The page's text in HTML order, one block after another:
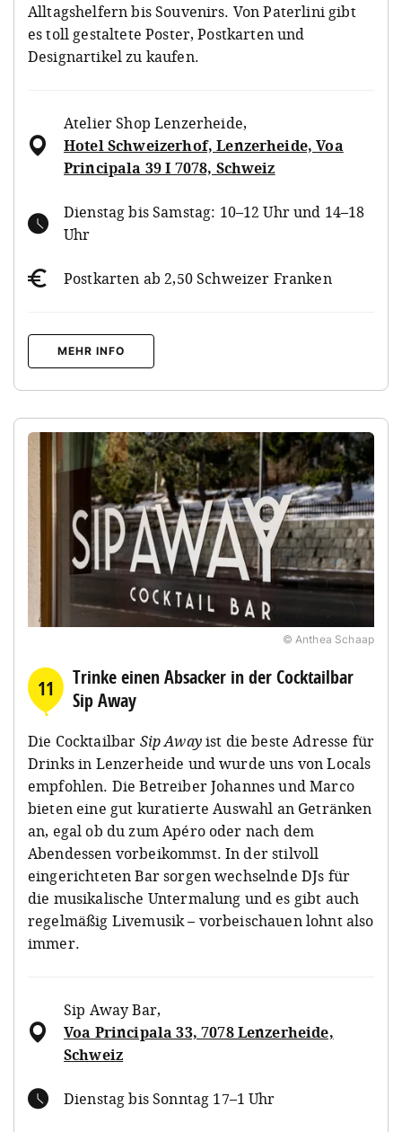
Alltagshelfern bis Souvenirs. Von Paterlini gibt
es toll gestaltete Poster, Postkarten und
Designartikel zu kaufen.
Atelier Shop Lenzerheide,
Hotel Schweizerhof, Lenzerheide, Voa
Principala 39 I 7078, Schweiz
Dienstag bis Samstag: 10–12 Uhr und 14–18
Uhr
Postkarten ab 2,50 Schweizer Franken
MEHR INFO
© Anthea Schaap
11
Trinke einen Absacker in der Cocktailbar
Sip Away
Die Cocktailbar Sip Awayist die beste Adresse für
Drinks in Lenzerheide und wurde uns von Locals
empfohlen. Die Betreiber Johannes und Marco
bieten eine gut kuratierte Auswahl an Getränken
an, egal ob du zum Apéro oder nach dem
Abendessen vorbeikommst. In der stilvoll
eingerichteten Bar sorgen wechselnde DJs für
die musikalische Untermalung und es gibt auch
regelmäßig Livemusik – vorbeischauen lohnt also
immer.
Sip Away Bar,
Voa Principala 33, 7078 Lenzerheide,
Schweiz
Dienstag bis Sonntag 17–1 Uhr